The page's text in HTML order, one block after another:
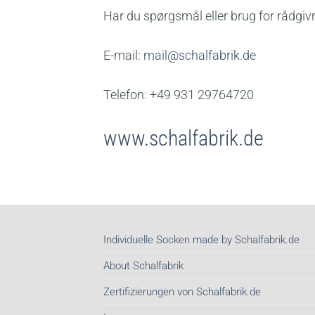
Har du spørgsmål eller brug for
E-mail: mail@schalfabrik.de
Telefon: +49 931 29764720
www.schalfabrik.de
Individuelle Socken made by Schalfabrik.de
About Schalfabrik
Zertifizierungen von Schalfabrik.de